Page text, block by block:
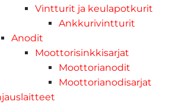
Vintturit ja keulapotkurit
Ankkurivintturit
Anodit
Moottorisinkkisarjat
Moottorianodit
Moottorianodisarjat